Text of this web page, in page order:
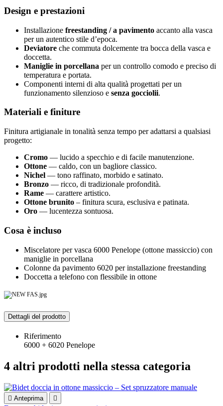
Design e prestazioni
Installazione freestanding / a pavimento accanto alla vasca
per un autentico stile d’epoca.
Deviatore che commuta dolcemente tra bocca della vasca e
doccetta.
Maniglie in porcellana per un controllo comodo e preciso di
temperatura e portata.
Componenti interni di alta qualità progettati per un
funzionamento silenzioso e senza gocciolii.
Materiali e finiture
Finitura artigianale in tonalità senza tempo per adattarsi a qualsiasi
progetto:
Cromo — lucido a specchio e di facile manutenzione.
Ottone — caldo, con un bagliore classico.
Nichel — tono raffinato, morbido e satinato.
Bronzo — ricco, di tradizionale profondità.
Rame — carattere artistico.
Ottone brunito – finitura scura, esclusiva e patinata.
Oro — lucentezza sontuosa.
Cosa è incluso
Miscelatore per vasca 6000 Penelope (ottone massiccio) con
maniglie in porcellana
Colonne da pavimento 6020 per installazione freestanding
Doccetta a telefono con flessibile in ottone
Dettagli del prodotto
Riferimento
6000 + 6020 Penelope
4 altri prodotti nella stessa categoria
 Anteprima 